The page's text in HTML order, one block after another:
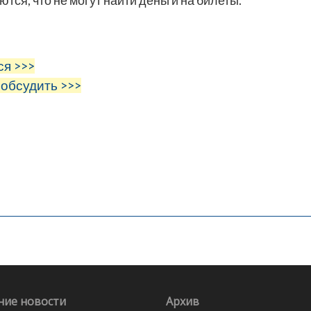
>>>
>>>
новости Архив